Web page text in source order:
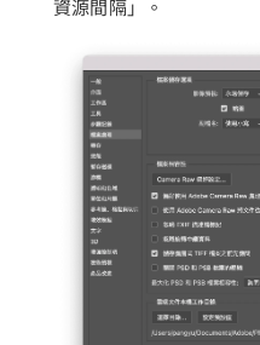
資源間隔」。